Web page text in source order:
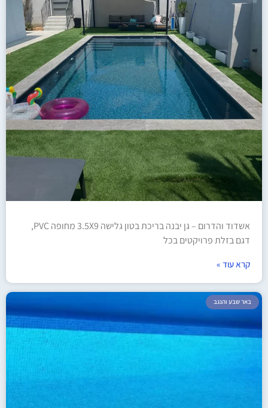
אשדוד והדרום – גן יבנה בריכת בטון גלישה 3.5X9 מחופה PVC,
דגם בזלת פרויקטים בכל
קרא עוד »
באר שבע והנגב